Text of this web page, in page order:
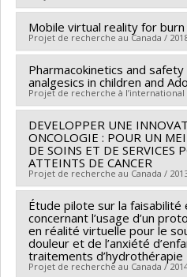
Programmes de subvention :
Subvention Projet
Programmes de subvention :
Chercheur principal : Sylvie
Sources de financement :
Justine
Programmes de subvention :
Mobile virtual reality for
Projet de recherche au Canada /
Chercheur principal : Sylvie
Sources de financement :
Justine
Programmes de subvention :
Pharmacokinetics and
analgesics in children and
Projet de recherche à l’international
Co-chercheurs : Sylvie Le May
Sources de financement :
Health (NIH)
Programmes de subvention :
DEVELOPPER UNE
ONCOLOGIE : POUR UN
DE SOINS ET DE SERVICES
ATTEINTS DE CANCER
Projet de recherche au Canada /
Chercheur principal : Hélène
Co-chercheurs : Damien
May,Caroline Larue,
Francine Girard,Christian
Étude pilote sur la faisabilité
concernant l’usage d’un
en réalité virtuelle pour le
douleur et de l’anxiété
traitements d’hydrothérapie
Projet de recherche au Canada /